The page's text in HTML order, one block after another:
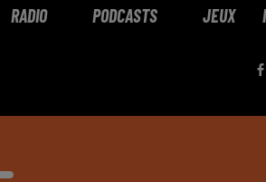
RADIO PODCASTS JEUX